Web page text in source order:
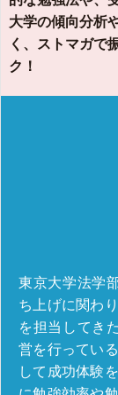
大学の傾向分析
く、ストマガで
ク！
東京大学法学
ち上げに関わ
を担当してき
営を行ってい
して成功体験